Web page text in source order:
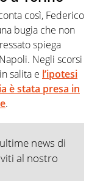
così, Federico
bugia che non
spiega
Negli scorsi
salita e l’ipotesi
è stata presa in
.
news di
al nostro